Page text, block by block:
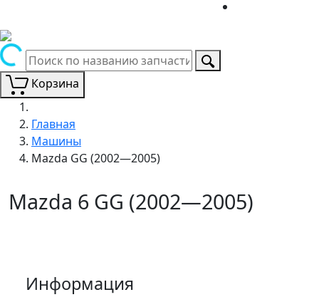
Корзина
Главная
Машины
Mazda GG (2002—2005)
Mazda 6 GG (2002—2005)
Информация